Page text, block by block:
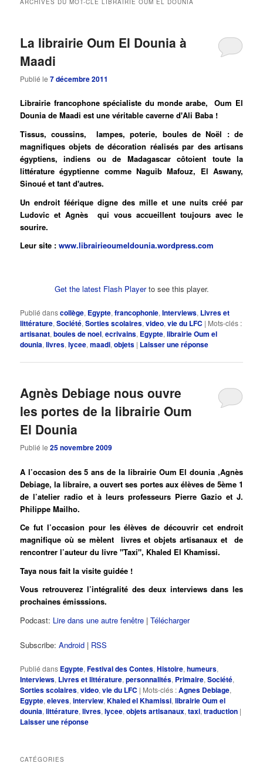
ARCHIVES DU MOT-CLÉLIBRAIRIE OUM EL DOUNIA
La librairie Oum El Dounia à
Maadi
Publié le7 décembre 2011
Librairie francophone spécialiste du monde arabe, Oum El
Dounia de Maadi est une véritable caverne d'Ali Baba !
Tissus, coussins, lampes, poterie, boules de Noël : de
magnifiques objets de décoration réalisés par des artisans
égyptiens, indiens ou de Madagascar côtoient toute la
littérature égyptienne comme Naguib Mafouz, El Aswany,
Sinoué et tant d'autres.
Un endroit féérique digne des mille et une nuits créé par
Ludovic et Agnès qui vous accueillent toujours avec le
sourire.
Leur site :www.librairieoumeldounia.wordpress.com
Get the latest Flash Playerto see this player.
Publié danscollège, Egypte,francophonie,Interviews, Livres et
littérature,Société,Sorties scolaires,video,vie du LFC | Mots-clés :
artisanat,boules de noel,ecrivains, Egypte,librairie Oum el
dounia,livres,lycee,maadi,objets | Laisser une réponse
Agnès Debiage nous ouvre
les portes de la librairie Oum
El Dounia
Publié le25 novembre 2009
A l’occasion des 5 ans de la librairie Oum El dounia ,Agnès
Debiage, la libraire, a ouvert ses portes aux élèves de 5ème 1
de l’atelier radio et à leurs professeurs Pierre Gazio et J.
Philippe Mailho.
Ce fut l’occasion pour les élèves de découvrir cet endroit
magnifique où se mèlent livres et objets artisanaux et de
rencontrer l’auteur du livre "Taxi", Khaled El Khamissi.
Taya nous fait la visite guidée !
Vous retrouverez l’intégralité des deux interviews dans les
prochaines émisssions.
Podcast: Lire dans une autre fenêtre |Télécharger
Subscribe:Android | RSS
Publié dans Egypte,Festival des Contes,Histoire,humeurs,
Interviews, Livres et littérature,personnalités, Primaire,Société,
Sorties scolaires,video,vie du LFC | Mots-clés :Agnes Debiage,
Egypte,eleves,interview,Khaled el Khamissi,librairie Oum el
dounia,littérature,livres,lycee,objets artisanaux,taxi,traduction |
Laisser une réponse
CATÉGORIES